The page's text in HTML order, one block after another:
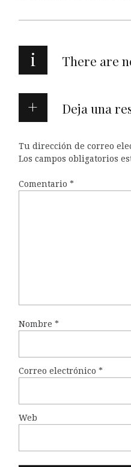
i There are
Deja una
Tu dirección de correo
Los campos obligatorios
Comentario *
Nombre *
Correo electrónico *
Web